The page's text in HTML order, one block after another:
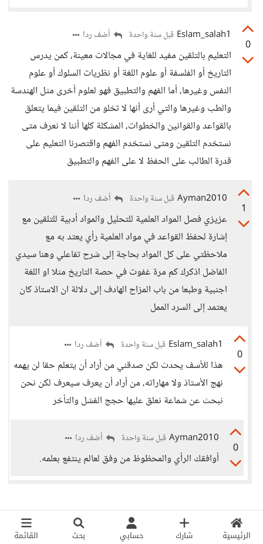
الرئيسية شارك حسابي بحث القائمة
0
Eslam_salah1 قبل سنة واحدة أضف ردا
التعليم بالتلقين مفيد للغاية في مجالات معينة، كمن يدرس
التاريخ أو الفلسفة أو علوم اللغة أو نظريات السلوك أو علوم
النفس وغيرها، أما الفهم والتطبيق فهو لعلوم أخرى مثل الهندسة
والطب وغيرها والتي أرى أنها لا تخلو من التلقين فيما يتعلق
بالقواعد والقوانين والخطوات، المشكلة كلها أننا لا نعرف متى
نستخدم التلقين ومتى نستخدم الفهم واقتصرنا التعليم على
قدرة الطالب على الحفظ لا على الفهم والتطبيق
1
Ayman2010 قبل سنة واحدة أضف ردا
عزيزي فصل المواد العلمية للتحليل والمواد أدبية للتلقين مع
إشارة لحفظ القواعد في مواد العلمية رأي يعتد به مع
ملاحظتي على كل المواد بحاجة إلى شرح تفاعلي وهنا سيدي
الفاضل اذكرك كم مرة غفوت في حصة التاريخ مثلا او اللغة
اجنبية وطبعا من باب المزاح الهادف إلى دلالة ان الاستاذ كان
يعتمد إلى السرد الممل
0
Eslam_salah1 قبل سنة واحدة أضف ردا
هذا للأسف يحدث لكن صدقني من أراد أن يتعلم حقا لن يهمه
نهج الأستاذ ولا مهاراته، من أراد أن يعرف سيعرف لكن نحن
نبحث عن شماعة نعلق عليها حجج الفشل والتأخر
0
Ayman2010 قبل سنة واحدة أضف ردا
أوافقك الرأي والمحظوظ من وفق لعالم ينتفع بعلمه.